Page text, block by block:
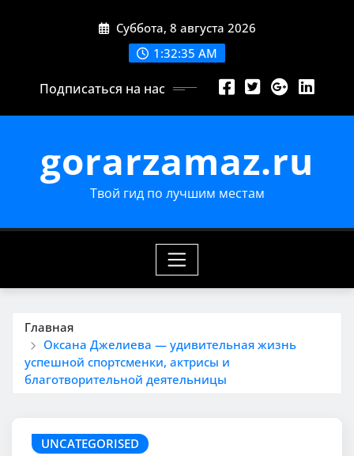
Суббота, 8 августа 2026
1:32:36 AM
Подписаться на нас
gorarzamaz.ru
Твой гид по лучшим местам
Главная
Оксана Джелиева — удивительная жизнь
успешной спортсменки, актрисы и
благотворительной деятельницы
UNCATEGORISED